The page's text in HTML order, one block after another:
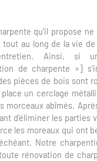
qu’il propose ne
au long de la vie
Ainsi, si
de charpente »]
pièces de bois sont
un cerclage
morceaux abîmés.
d’éliminer les parties
les moreaux qui ont
Notre
rénovation de